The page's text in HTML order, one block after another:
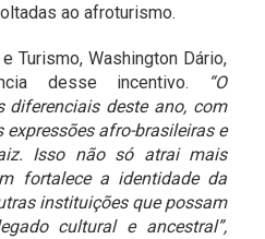
ao afroturismo.
Turismo, Washington Dário,
desse incentivo. “O
deste ano, com
afro-brasileiras e
Isso não só atrai mais
fortalece a identidade da
instituições que possam
cultural e ancestral”,